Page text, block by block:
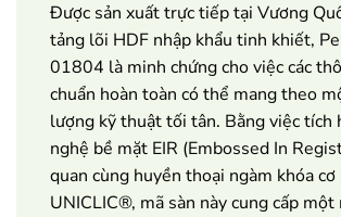
Được sản xuất trực tiếp tại Vương
tảng lõi HDF nhập khẩu tinh khiết,
01804 là minh chứng cho việc các
chuẩn hoàn toàn có thể mang theo
lượng kỹ thuật tối tân. Bằng việc tích
nghệ bề mặt EIR (Embossed In
quan cùng huyền thoại ngàm khóa cơ
UNICLIC®, mã sàn này cung cấp